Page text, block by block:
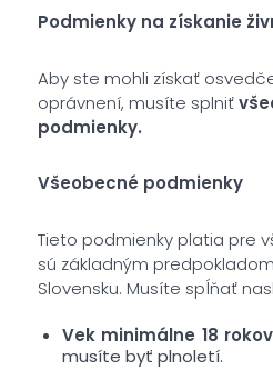
Podmienky na získanie
Aby ste mohli získať
oprávnení, musíte splniť
podmienky.
Všeobecné podmienky
Tieto podmienky platia pre
sú základným
Slovensku. Musíte spĺňať
Vek minimálne 18
musíte byť plnoletí.